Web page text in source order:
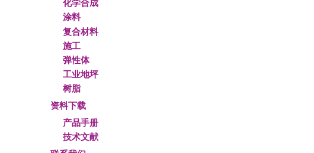
化学合成
涂料
复合材料
施工
弹性体
工业地坪
树脂
资料下载
产品手册
技术文献